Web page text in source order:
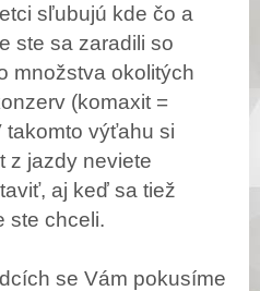
sľubujú kde čo a
ste sa zaradili so
množstva okolitých
(komaxit =
takomto výťahu si
z jazdy neviete
aj keď sa tiež
ste chceli.
se Vám pokusíme